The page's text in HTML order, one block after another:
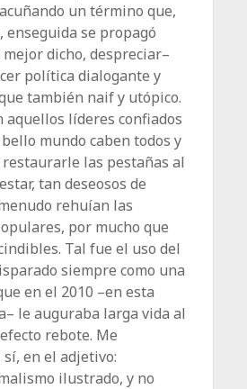
un término que,
se propagó
dicho, despreciar–
política dialogante y
también naif y utópico.
aquellos líderes confiados
mundo caben todos y
las pestañas al
tan deseosos de
rehuían las
por mucho que
Tal fue el uso del
siempre como una
en el 2010 –en esta
le ­auguraba larga vida al
rebote. Me
en el adjetivo:
ilustrado, y no